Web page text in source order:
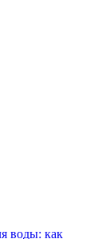
воды: как